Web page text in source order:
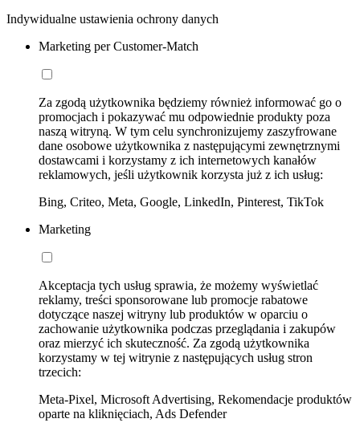
Indywidualne ustawienia ochrony danych
Marketing per Customer-Match
Za zgodą użytkownika będziemy również informować go o
promocjach i pokazywać mu odpowiednie produkty poza
naszą witryną. W tym celu synchronizujemy zaszyfrowane
dane osobowe użytkownika z następującymi zewnętrznymi
dostawcami i korzystamy z ich internetowych kanałów
reklamowych, jeśli użytkownik korzysta już z ich usług:
Bing, Criteo, Meta, Google, LinkedIn, Pinterest, TikTok
Marketing
Akceptacja tych usług sprawia, że możemy wyświetlać
reklamy, treści sponsorowane lub promocje rabatowe
dotyczące naszej witryny lub produktów w oparciu o
zachowanie użytkownika podczas przeglądania i zakupów
oraz mierzyć ich skuteczność. Za zgodą użytkownika
korzystamy w tej witrynie z następujących usług stron
trzecich:
Meta-Pixel, Microsoft Advertising, Rekomendacje produktów
oparte na kliknięciach, Ads Defender